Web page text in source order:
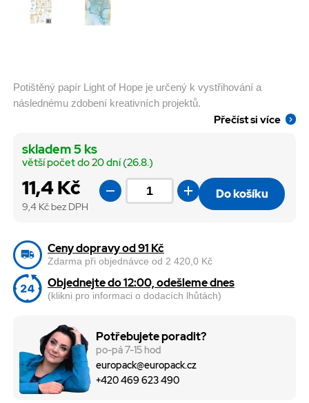
Potištěný papír Light of Hope je určený k vystřihování a
následnému zdobení kreativních projektů.
Přečíst si více
11,4 Kč
9,4 Kč bez DPH
skladem 5 ks
větší počet do 20 dní (26.8.)
Do košíku
Ceny dopravy od 91 Kč
Zdarma při objednávce od 2 420,0 Kč
Objednejte do 12:00, odešleme dnes
(klikni pro informaci o dodacích lhůtách)
Potřebujete poradit?
po-pá 7-15 hod
europack@europack.cz
+420 469 623 490